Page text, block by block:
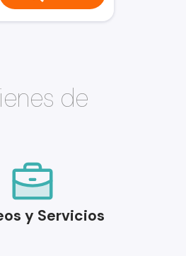
de
y Servicios